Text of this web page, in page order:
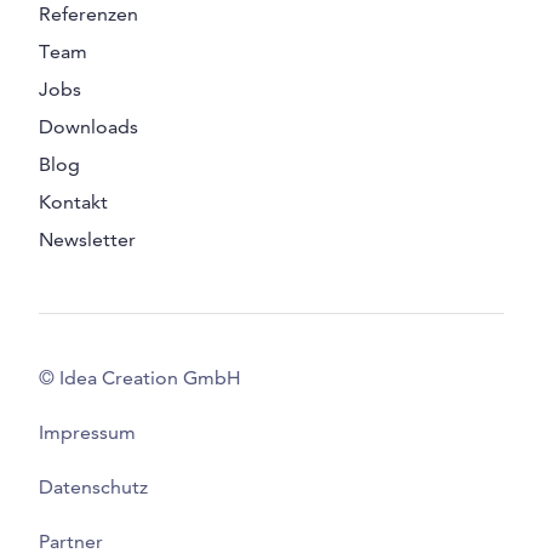
Referenzen
Team
Jobs
Downloads
Blog
Kontakt
Newsletter
© Idea Creation GmbH
Impressum
Datenschutz
Partner